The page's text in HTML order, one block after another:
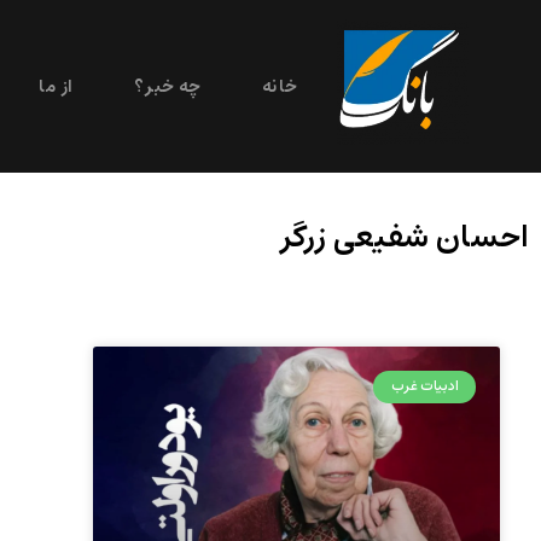
خانه چه خبر؟ از ما
احسان شفیعی زرگر
ادبیات غرب